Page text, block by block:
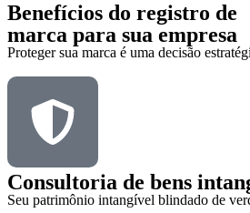
Benefícios do registro de
marca para sua empresa
Proteger sua marca é uma decisão
Consultoria de bens
Seu patrimônio intangível blindado de